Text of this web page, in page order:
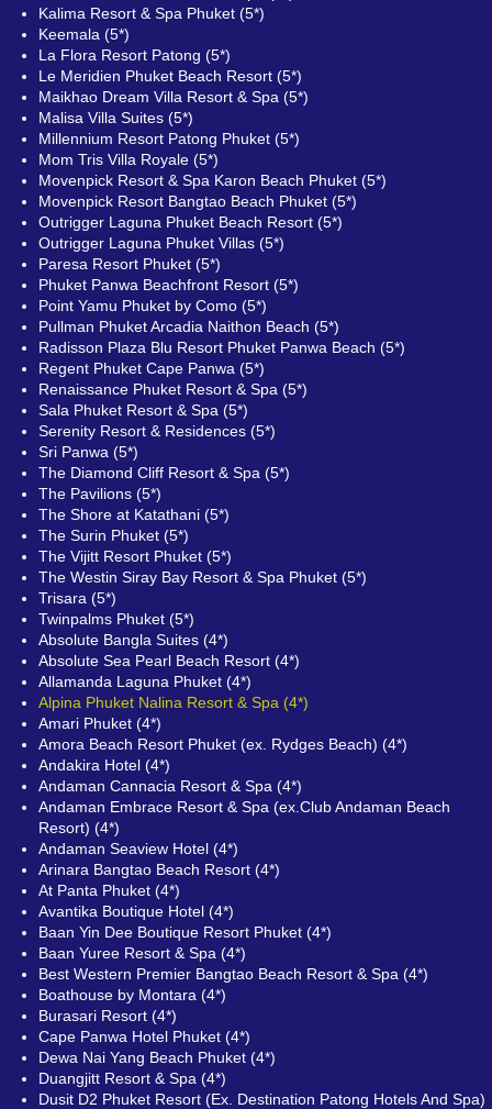
Kalima Resort & Spa Phuket (5*)
Keemala (5*)
La Flora Resort Patong (5*)
Le Meridien Phuket Beach Resort (5*)
Maikhao Dream Villa Resort & Spa (5*)
Malisa Villa Suites (5*)
Millennium Resort Patong Phuket (5*)
Mom Tris Villa Royale (5*)
Movenpick Resort & Spa Karon Beach Phuket (5*)
Movenpick Resort Bangtao Beach Phuket (5*)
Outrigger Laguna Phuket Beach Resort (5*)
Outrigger Laguna Phuket Villas (5*)
Paresa Resort Phuket (5*)
Phuket Panwa Beachfront Resort (5*)
Point Yamu Phuket by Como (5*)
Pullman Phuket Arcadia Naithon Beach (5*)
Radisson Plaza Blu Resort Phuket Panwa Beach (5*)
Regent Phuket Cape Panwa (5*)
Renaissance Phuket Resort & Spa (5*)
Sala Phuket Resort & Spa (5*)
Serenity Resort & Residences (5*)
Sri Panwa (5*)
The Diamond Cliff Resort & Spa (5*)
The Pavilions (5*)
The Shore аt Katathani (5*)
The Surin Phuket (5*)
The Vijitt Resort Phuket (5*)
The Westin Siray Bay Resort & Spa Phuket (5*)
Trisara (5*)
Twinpalms Phuket (5*)
Absolute Bangla Suites (4*)
Absolute Sea Pearl Beach Resort (4*)
Allamanda Laguna Phuket (4*)
Alpina Phuket Nalina Resort & Spa (4*)
Amari Phuket (4*)
Amora Beach Resort Phuket (ex. Rydges Beach) (4*)
Andakira Hotel (4*)
Andaman Cannacia Resort & Spa (4*)
Andaman Embrace Resort & Spa (ex.Club Andaman Beach
Resort) (4*)
Andaman Seaview Hotel (4*)
Arinara Bangtao Beach Resort (4*)
At Panta Phuket (4*)
Avantika Boutique Hotel (4*)
Baan Yin Dee Boutique Resort Phuket (4*)
Baan Yuree Resort & Spa (4*)
Best Western Premier Bangtao Beach Resort & Spa (4*)
Boathouse by Montara (4*)
Burasari Resort (4*)
Cape Panwa Hotel Phuket (4*)
Dewa Nai Yang Beach Phuket (4*)
Duangjitt Resort & Spa (4*)
Dusit D2 Phuket Resort (Ex. Destination Patong Hotels And Spa)